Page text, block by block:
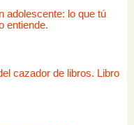
adolescente: lo que tú
entiende.
cazador de libros. Libro